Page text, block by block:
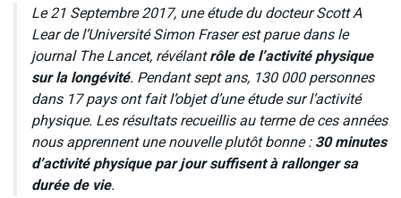
Le 21 Septembre 2017, une étude du docteur Scott A
Lear de l’Université Simon Fraser est parue dans le
journal The Lancet, révélantrôle de l’activité physique
sur la longévité. Pendant sept ans, 130 000 personnes
dans 17 pays ont fait l’objet d’une étude sur l’activité
physique. Les résultats recueillis au terme de ces années
nous apprennent une nouvelle plutôt bonne :30 minutes
d’activité physique par jour suffisent à rallonger sa
durée de vie.